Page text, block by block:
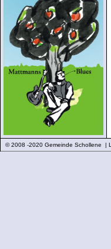
© 2008 -2020 Gemeinde Schollene |